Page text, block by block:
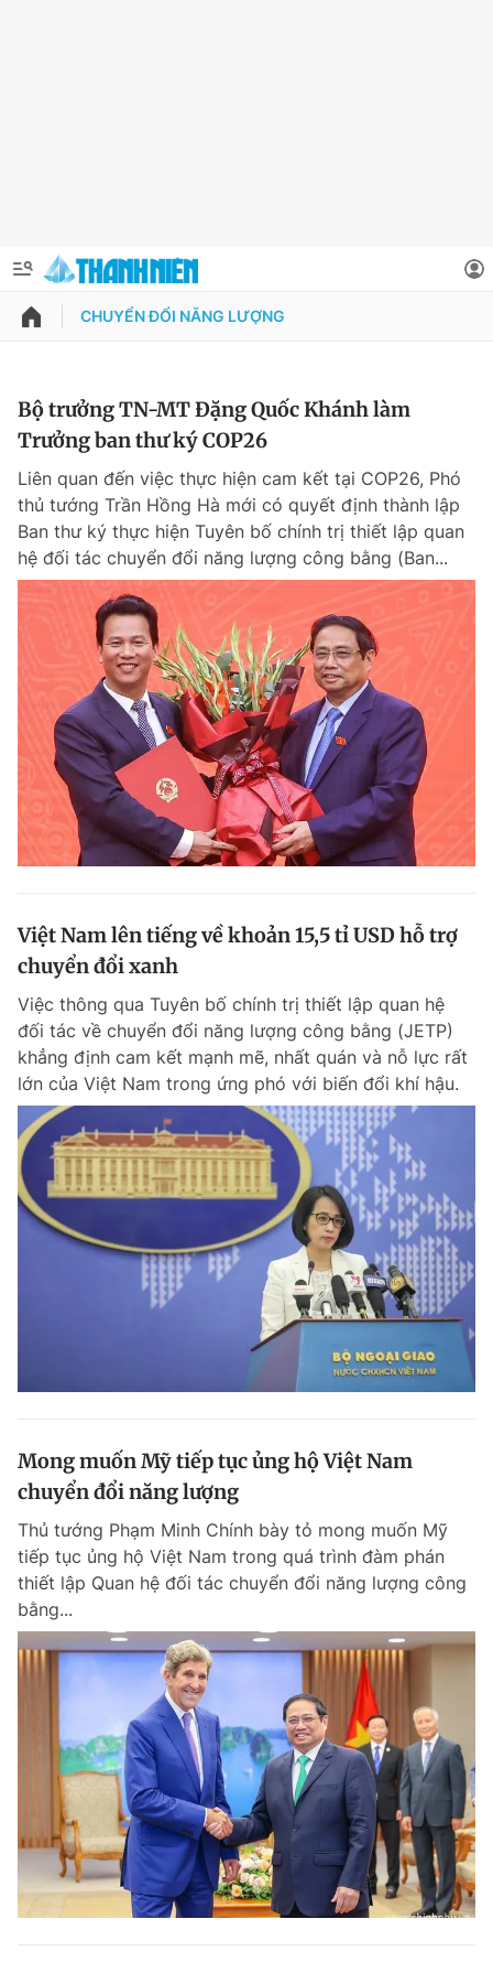
QUẢNG CÁO
Chuyên mục khác
Chào ngày mới Tin 24h
Tin thị trường Tin 360
Video Magazine
Sản phẩm khác
Tiện ích Bạn cần biết
Đọc Thanh Niên trên điện thoại
Theo dõi báo trên
Liên hệ quảng cáo
0908 780 404
Tòa soạn Chính sách bảo
Tổng thư ký tòa soạn: Đức Trung
Giấy phép xuất bản số 110/GP - BTTTT cấp ngày 24.3.2020
© 2003-2026 Bản quyền thuộc về Báo Thanh Niên. Cấm sao chép
dưới mọi hình thức nếu không có sự chấp thuận bằng văn bản.
Phát triển bởi ePi Technologies, JSC.
Thông tin tài khoản
Đổi mật khẩu
Tin đã lưu
Tin đã xem
Đăng xuất
CHUYỂN ĐỔI NĂNG LƯỢNG
Bộ trưởng TN-MT Đặng Quốc Khánh làm
Trưởng ban thư ký COP26
Liên quan đến việc thực hiện cam kết tại COP26, Phó
thủ tướng Trần Hồng Hà mới có quyết định thành lập
Ban thư ký thực hiện Tuyên bố chính trị thiết lập quan
hệ đối tác chuyển đổi năng lượng công bằng (Ban...
Việt Nam lên tiếng về khoản 15,5 tỉ USD hỗ trợ
chuyển đổi xanh
Việc thông qua Tuyên bố chính trị thiết lập quan hệ
đối tác về chuyển đổi năng lượng công bằng (JETP)
khẳng định cam kết mạnh mẽ, nhất quán và nỗ lực rất
lớn của Việt Nam trong ứng phó với biến đổi khí hậu.
Mong muốn Mỹ tiếp tục ủng hộ Việt Nam
chuyển đổi năng lượng
Thủ tướng Phạm Minh Chính bày tỏ mong muốn Mỹ
tiếp tục ủng hộ Việt Nam trong quá trình đàm phán
thiết lập Quan hệ đối tác chuyển đổi năng lượng công
bằng...